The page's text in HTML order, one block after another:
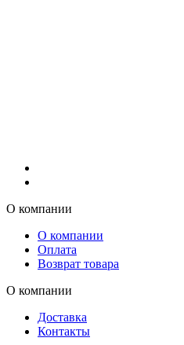
О компании
О компании
Оплата
Возврат товара
О компании
Доставка
Контакты